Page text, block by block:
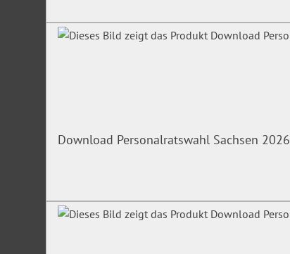
Download Personalratswahl Sachsen 2026